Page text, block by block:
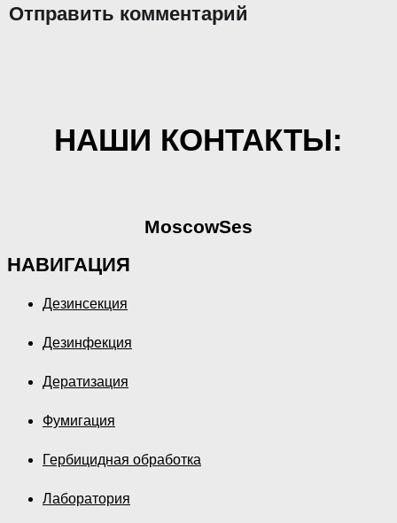
Отправить комментарий
НАШИ КОНТАКТЫ:
MoscowSes
НАВИГАЦИЯ
Дезинсекция
Дезинфекция
Дератизация
Фумигация
Гербицидная обработка
Лаборатория